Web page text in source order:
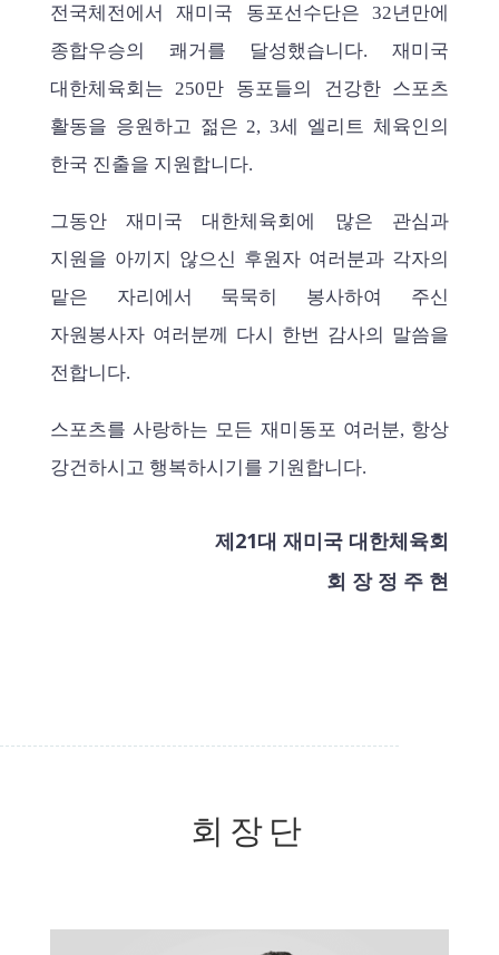
전국체전에서 재미국 동포선수단은 32년만에
종합우승의 쾌거를 달성했습니다. 재미국
대한체육회는 250만 동포들의 건강한 스포츠
활동을 응원하고 젊은 2, 3세 엘리트 체육인의
한국 진출을 지원합니다.
그동안 재미국 대한체육회에 많은 관심과
지원을 아끼지 않으신 후원자 여러분과 각자의
맡은 자리에서 묵묵히 봉사하여 주신
자원봉사자 여러분께 다시 한번 감사의 말씀을
전합니다.
스포츠를 사랑하는 모든 재미동포 여러분, 항상
강건하시고 행복하시기를 기원합니다.
제21대 재미국 대한체육회
회 장 정 주 현
회장단